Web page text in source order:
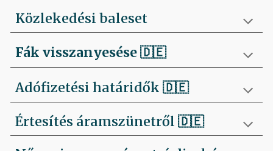
Közlekedési baleset
Fák visszanyesése🇩🇪
Adófizetési határidők 🇩🇪
Értesítés áramszünetről 🇩🇪